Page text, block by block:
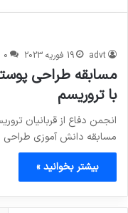
advt 19 فوریه 2023 0
مسابقه طراحی
با تروریسم
انجمن دفاع از قربانیان
مسابقه دانش آموزی طراحی
بیشتر بخوانید »